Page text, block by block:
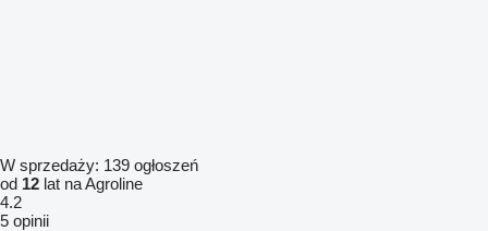
W sprzedaży: 139 ogłoszeń
od 12 lat na Agroline
4.2
5 opinii